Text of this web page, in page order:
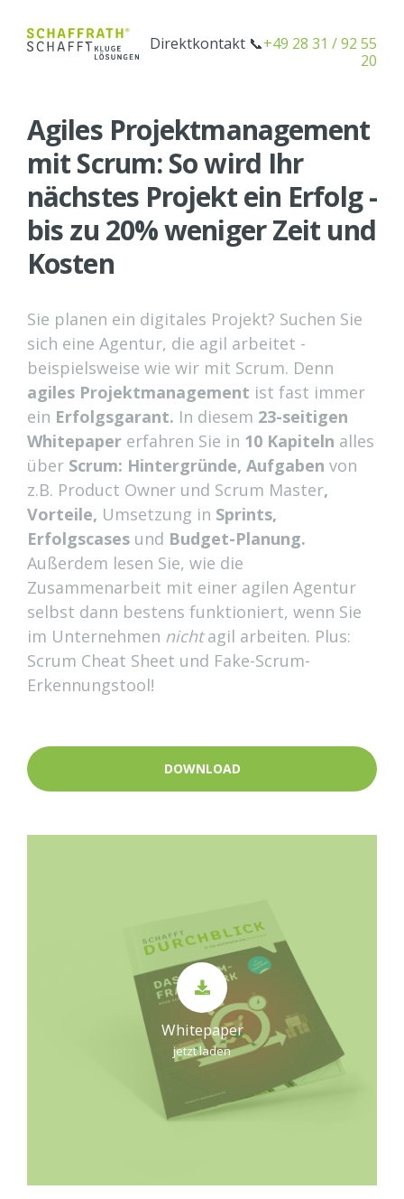
Direktkontakt 📞+49 28 31 / 92 55
20
Agiles Projektmanagement
mit Scrum: So wird Ihr
nächstes Projekt ein Erfolg -
bis zu 20% weniger Zeit und
Kosten
Sie planen ein digitales Projekt? Suchen Sie
sich eine Agentur, die agil arbeitet -
beispielsweise wie wir mit Scrum. Denn
agiles Projektmanagement ist fast immer
ein Erfolgsgarant. In diesem 23-seitigen
Whitepaper erfahren Sie in 10 Kapiteln alles
über Scrum: Hintergründe, Aufgaben von
z.B. Product Owner und Scrum Master,
Vorteile, Umsetzung in Sprints,
Erfolgscases und Budget-Planung.
Außerdem lesen Sie, wie die
Zusammenarbeit mit einer agilen Agentur
selbst dann bestens funktioniert, wenn Sie
im Unternehmen nichtagil arbeiten. Plus:
Scrum Cheat Sheet und Fake-Scrum-
Erkennungstool!
DOWNLOAD
Whitepaper
jetzt laden